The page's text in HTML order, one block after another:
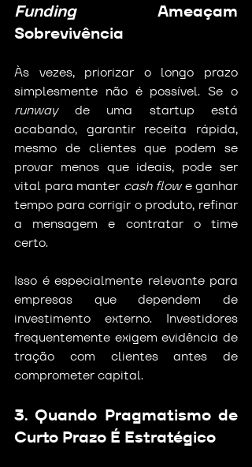
Funding Ameaçam
Sobrevivência
Às vezes, priorizar o longo prazo
runway de uma startup está
acabando, garantir receita rápida,
mesmo de clientes que podem se
provar menos que ideais, pode ser
vital para manter cash flow e ganhar
tempo para corrigir o produto, refinar
a mensagem e contratar o time
certo.
Isso é especialmente relevante para
empresas que dependem de
investimento externo. Investidores
frequentemente exigem evidência de
tração com clientes antes de
comprometer capital.
3. Quando Pragmatismo de
Curto Prazo É Estratégico